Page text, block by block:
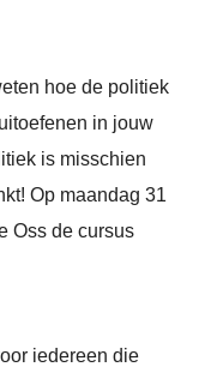
hoe de politiek
in jouw
is misschien
Op maandag 31
Oss de cursus
iedereen die